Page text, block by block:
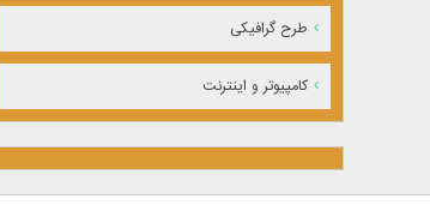
طرح گرافیکی
کامپیوتر و اینترنت